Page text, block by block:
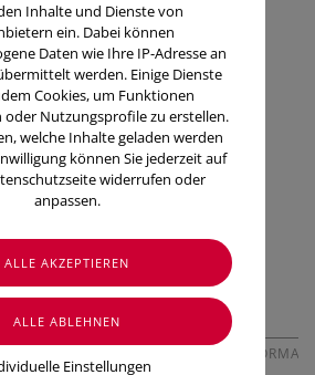
Inhalte und Dienste von
ein. Dabei können
Daten wie Ihre IP-Adresse an
werden. Einige Dienste
Cookies, um Funktionen
oder Nutzungsprofile zu erstellen.
welche Inhalte geladen werden
können Sie jederzeit auf
widerrufen oder
anpassen.
Einstellungen